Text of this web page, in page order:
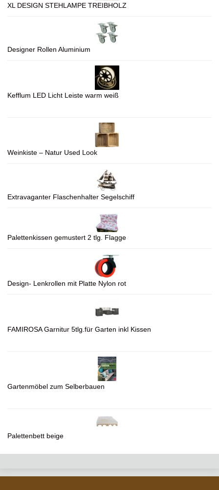
XL DESIGN STEHLAMPE TREIBHOLZ
Designer Rollen Aluminium
Kefflum LED Licht Leiste warm weiß
Weinkiste – Natur Used Look
Extravaganter Flaschenhalter Segelschiff
Palettenkissen gemustert 2 tlg. Flagge
Design- Lenkrollen mit Platte Nylon rot
FAMIROSA Garnitur 5tlg.für Garten inkl Kissen
Gartenmöbel zum Selberbauen
Palettenbett beige